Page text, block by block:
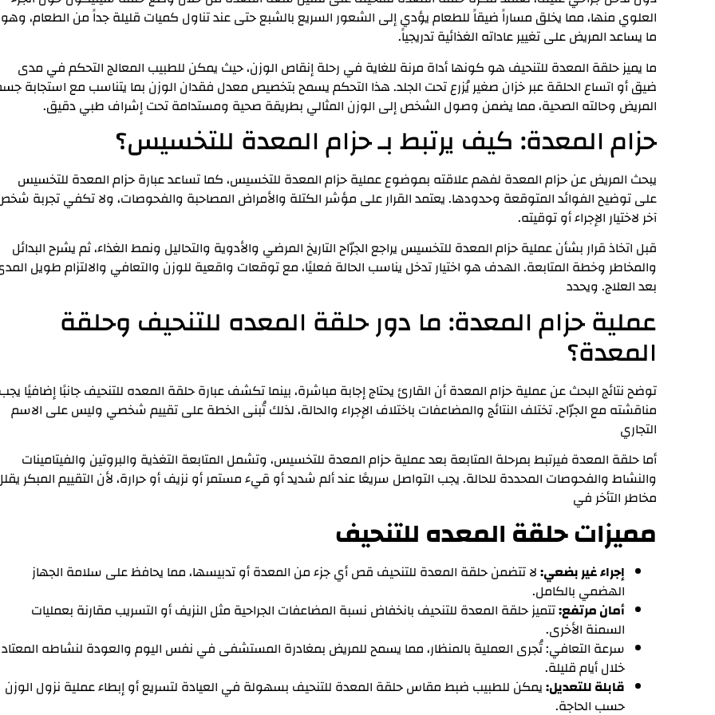
العلوي منها، مما يخلق مساراً ضيقاً للطعام يؤدي إلى الشعور السريع بالشبع حتى عند تناول كميات قليلة جداً من الطعام، وهو
ما يساعد المريض على تغيير عاداته الغذائية تدريجياً.
ما يميز حلقة المعدة للتنحيف هو كونها أداة مرنة للغاية في رحلة إنقاص الوزن، حيث يمكن للطبيب المعالج التحكم في مدى
ضيق أو اتساع الحلقة عبر خزان صغير يُزرع تحت الجلد. هذا التحكم يسمح بتخصيص معدل فقدان الوزن بما يتناسب مع استجابة
المريض وحالته الصحية، مما يضمن وصول الشخص إلى الوزن المثالي بطريقة صحية ومستدامة تحت إشراف طبي دقيق.
حزام المعدة: كيف يرتبط بـ حزام المعدة للتخسيس؟
يبحث المريض عن حزام المعدة لفهم علاقته بموضوع عملية حزام المعدة للتخسيس، كما تساعد عبارة حزام المعدة للتخسيس
على توضيح الفوائد المتوقعة وحدودها. يعتمد القرار على مؤشر الكتلة والأمراض المصاحبة والفحوصات، ولا تكفي تجربة
آخر لاختيار الإجراء أو توقيته.
قبل اتخاذ قرار بشأن عملية حزام المعدة للتخسيس يراجع الجرّاح التاريخ المرضي والأدوية والتحاليل ونمط الغذاء، ثم يشرح البدائل
والمخاطر وخطة المتابعة. الهدف هو اختيار تدخل يناسب الحالة فعليًا، مع توقعات واقعية للوزن والتعافي والالتزام طويل
بعد العلاج. ويحدد
عملية حزام المعدة: ما دور حلقة المعده للتنحيف وحلقة
المعدة؟
توضح نتائج البحث عن عملية حزام المعدة أن القارئ يحتاج إجابة مباشرة، بينما تكشف عبارة حلقة المعده للتنحيف جانبًا إضافيًا
مناقشته مع الجرّاح. تختلف النتائج والمضاعفات باختلاف الإجراء والحالة، لذلك تُبنى الخطة على تقييم شخصي وليس على الاسم
التجاري
أما حلقة المعدة فيرتبط بمرحلة المتابعة بعد عملية حزام المعدة للتخسيس، وتشمل المتابعة التغذية والبروتين والفيتامينات
والنشاط والفحوصات المحددة للحالة. يجب التواصل سريعًا عند ألم شديد أو قيء مستمر أو نزيف أو حرارة، لأن التقييم المبكر
مخاطر التأخر في
مميزات حلقة المعده للتنحيف
إجراء غير بضعي:لا تتضمن حلقة المعدة للتنحيف قص أي جزء من المعدة أو تدبيسها، مما يحافظ على سلامة الجهاز
الهضمي بالكامل.
أمان مرتفع:تتميز حلقة المعدة للتنحيف بانخفاض نسبة المضاعفات الجراحية مثل النزيف أو التسريب مقارنة بعمليات
السمنة الأخرى.
سرعة التعافي: تُجرى العملية بالمنظار، مما يسمح للمريض بمغادرة المستشفى في نفس اليوم والعودة لنشاطه المعتاد
خلال أيام قليلة.
قابلة للتعديل:يمكن للطبيب ضبط مقاس حلقة المعدة للتنحيف بسهولة في العيادة لتسريع أو إبطاء عملية نزول الوزن
حسب الحاجة.